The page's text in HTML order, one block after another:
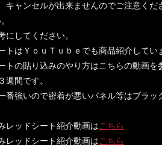
キャンセルが出来ませんのでご注意く
にしてください。
はＹｏｕＴｕｂｅでも商品紹介してい
の貼り込みのやり方はこちらの動画を
間です。
強いので密着が悪いパネル等はブラッ
レッドシート紹介動画はこちら
レッドシート紹介動画はこちら